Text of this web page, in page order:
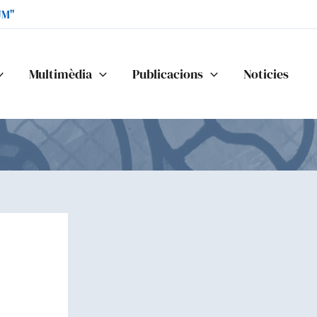
Multimèdia Publicacions Noticies